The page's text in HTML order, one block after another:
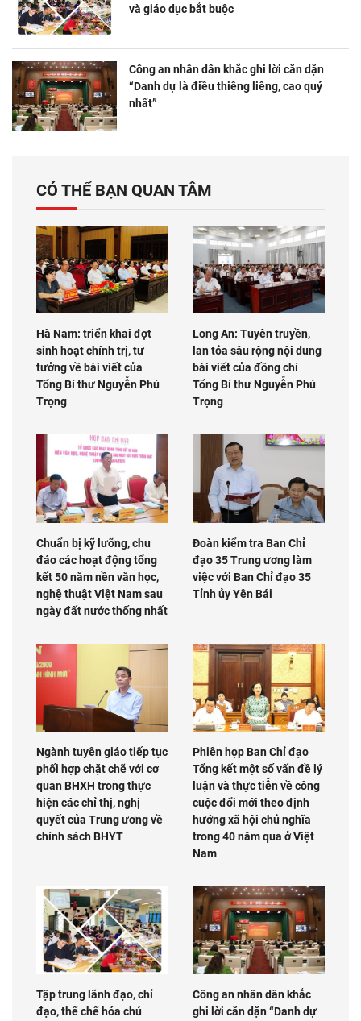
và giáo dục bắt buộc
Công an nhân dân khắc ghi lời căn dặn
“Danh dự là điều thiêng liêng, cao quý
nhất”
CÓ THỂ BẠN QUAN TÂM
Hà Nam: triển khai đợt
sinh hoạt chính trị, tư
tưởng về bài viết của
Tổng Bí thư Nguyễn Phú
Trọng
Long An: Tuyên truyền,
lan tỏa sâu rộng nội dung
bài viết của đồng chí
Tổng Bí thư Nguyễn Phú
Trọng
Chuẩn bị kỹ lưỡng, chu
đáo các hoạt động tổng
kết 50 năm nền văn học,
nghệ thuật Việt Nam sau
ngày đất nước thống nhất
Đoàn kiểm tra Ban Chỉ
đạo 35 Trung ương làm
việc với Ban Chỉ đạo 35
Tỉnh ủy Yên Bái
Ngành tuyên giáo tiếp tục
phối hợp chặt chẽ với cơ
quan BHXH trong thực
hiện các chỉ thị, nghị
quyết của Trung ương về
chính sách BHYT
Phiên họp Ban Chỉ đạo
Tổng kết một số vấn đề lý
luận và thực tiễn về công
cuộc đổi mới theo định
hướng xã hội chủ nghĩa
trong 40 năm qua ở Việt
Nam
Tập trung lãnh đạo, chỉ
đạo, thể chế hóa chủ
Công an nhân dân khắc
ghi lời căn dặn “Danh dự